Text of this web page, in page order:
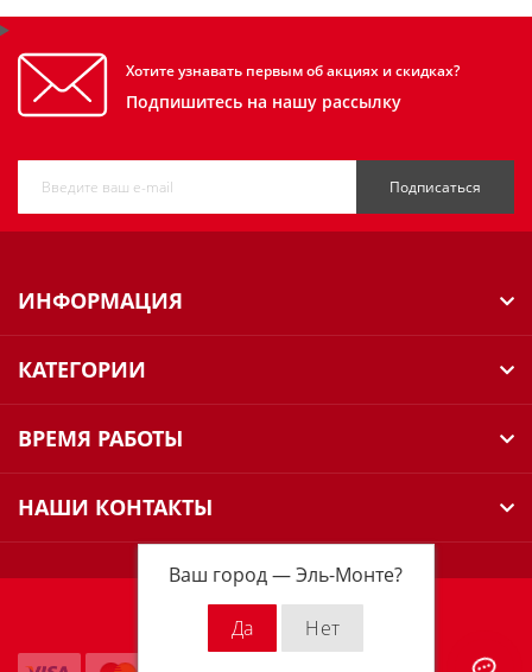
Ваш город —Эль-Монте?
Хотите узнавать первым об акциях и скидках?
Подпишитесь на нашу рассылку
Подписаться
ИНФОРМАЦИЯ
КАТЕГОРИИ
ВРЕМЯ РАБОТЫ
НАШИ КОНТАКТЫ
Milwaukee Russia © 2026